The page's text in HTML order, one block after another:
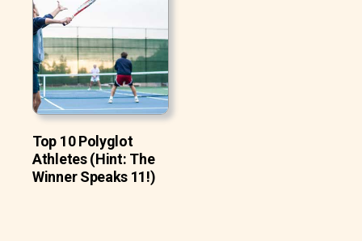
Top 10 Polyglot
Athletes (Hint: The
Winner Speaks 11!)